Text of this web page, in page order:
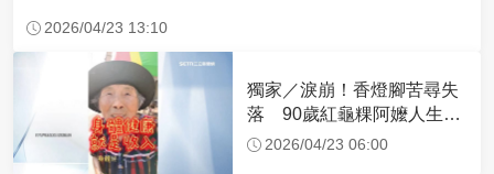
2026/04/23 13:10
獨家／淚崩！香燈腳苦尋失
落 90歲紅龜粿阿嬤人生謝
幕2026/04/23 06:00